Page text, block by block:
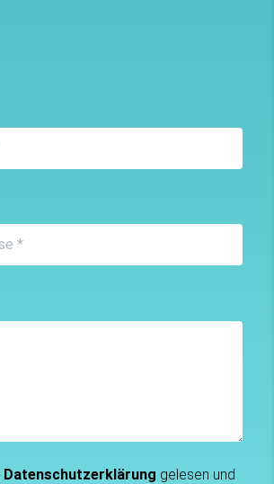
Datenschutzerklärung gelesen und